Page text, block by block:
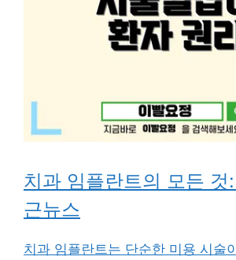
치과 임플란트의 모든 것
근뉴스
치과 임플란트는 단순한 미용 시술